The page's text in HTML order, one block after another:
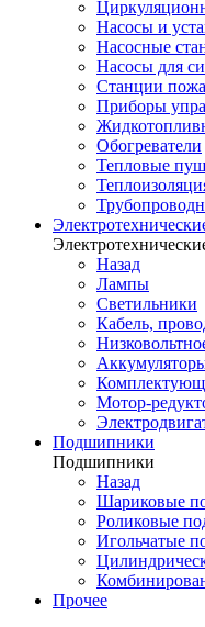
Насосы и
Насосные
Насосы для
Станции
Приборы
Обогреватели
Тепловые
Назад
Лампы
Светильники
Кабель,
Мотор-
Подшипники
Подшипники
Назад
Шариковые
Роликовые
Игольчатые
Прочее